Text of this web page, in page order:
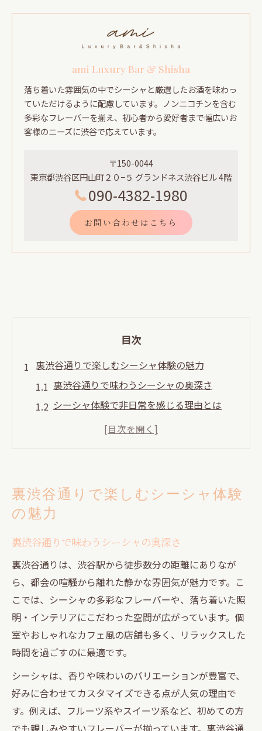
ami Luxury Bar & Shisha
落ち着いた雰囲気の中でシーシャと厳選したお酒を味わっ
ていただけるように配慮しています。ノンニコチンを含む
多彩なフレーバーを揃え、初心者から愛好者まで幅広いお
客様のニーズに渋谷で応えています。
〒150-0044
東京都渋谷区円山町２０−５ グランドネス渋谷ビル 4階
090-4382-1980
お問い合わせはこちら
目次
裏渋谷通りで楽しむシーシャ体験の魅力
裏渋谷通りで味わうシーシャの奥深さ
シーシャ体験で非日常を感じる理由とは
渋谷駅近くで見つかる隠れ家シーシャ空間
渋谷駅裏道で深まる付き合いとシーシャ時間
渋谷駅裏道のシーシャで親密な時間を満喫
付き合いが深まる裏道シーシャの過ごし方
シーシャでリラックスしながら会話が弾む
理由
渋谷駅周辺で特別な付き合いを叶える空間
裏道だからこそ味わえるシーシャの魅力
隠れ家気分を味わう裏道のシーシャ空間
裏道の隠れ家でシーシャ体験を堪能する方
法
静かな空間で楽しむシーシャの魅力とは
シーシャ好きに人気の裏道スポット紹介
おしゃれで落ち着くシーシャ空間の選び方
裏渋谷通りで楽しむシーシャ体験
の魅力
裏渋谷通りで味わうシーシャの奥深さ
裏渋谷通りは、渋谷駅から徒歩数分の距離にありなが
ら、都会の喧騒から離れた静かな雰囲気が魅力です。こ
こでは、シーシャの多彩なフレーバーや、落ち着いた照
明・インテリアにこだわった空間が広がっています。個
室やおしゃれなカフェ風の店舗も多く、リラックスした
時間を過ごすのに最適です。
シーシャは、香りや味わいのバリエーションが豊富で、
好みに合わせてカスタマイズできる点が人気の理由で
す。例えば、フルーツ系やスイーツ系など、初めての方
でも親しみやすいフレーバーが揃っています。裏渋谷通